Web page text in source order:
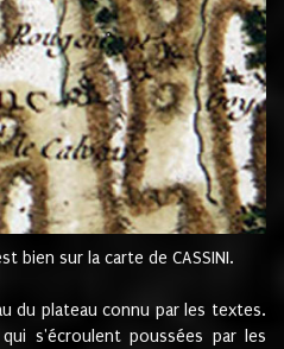
bien sur la carte de CASSINI.
du plateau connu par les textes.
s'écroulent poussées par les